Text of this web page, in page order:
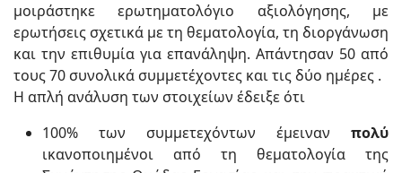
μοιράστηκε ερωτηματολόγιο αξιολόγησης, με
ερωτήσεις σχετικά με τη θεματολογία, τη διοργάνωση
και την επιθυμία για επανάληψη. Απάντησαν 50 από
τους 70 συνολικά συμμετέχοντες και τις δύο ημέρες .
Η απλή ανάλυση των στοιχείων έδειξε ότι
100% των συμμετεχόντων έμειναν πολύ
ικανοποιημένοι από τη θεματολογία της